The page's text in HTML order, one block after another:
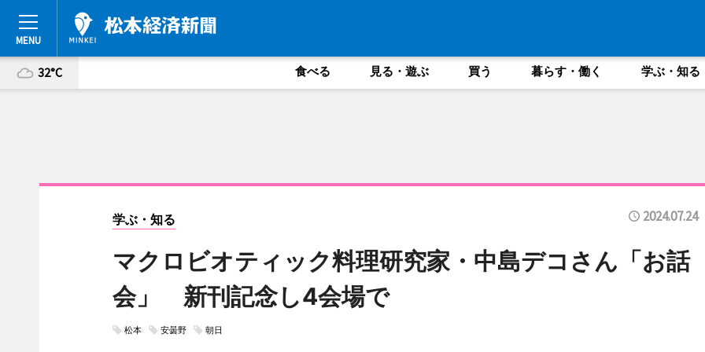
32°C 食べる 見る・遊ぶ 買う 暮らす・働く 学ぶ・知る
学ぶ・知る 2024.07.24
マクロビオティック料理研究家・中島デコさん「お話
会」 新刊記念し4会場で
松本 安曇野 朝日